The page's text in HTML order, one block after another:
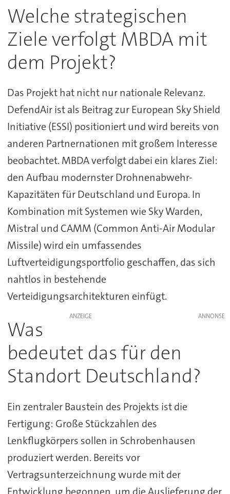
Welche strategischen
Ziele verfolgt MBDA mit
dem Projekt?
Das Projekt hat nicht nur nationale Relevanz.
DefendAir ist als Beitrag zur European Sky Shield
Initiative (ESSI) positioniert und wird bereits von
anderen Partnernationen mit großem Interesse
beobachtet. MBDA verfolgt dabei ein klares Ziel:
den Aufbau modernster Drohnenabwehr-
Kapazitäten für Deutschland und Europa. In
Kombination mit Systemen wie Sky Warden,
Mistral und CAMM (Common Anti-Air Modular
Missile) wird ein umfassendes
Luftverteidigungsportfolio geschaffen, das sich
nahtlos in bestehende
Verteidigungsarchitekturen einfügt.
ANZEIGE
Was
bedeutet das für den
Standort Deutschland?
Ein zentraler Baustein des Projekts ist die
Fertigung: Große Stückzahlen des
Lenkflugkörpers sollen in Schrobenhausen
produziert werden. Bereits vor
Vertragsunterzeichnung wurde mit der
Entwicklung begonnen, um die Auslieferung der